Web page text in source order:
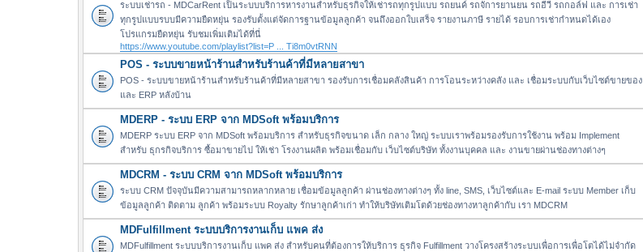
ระบบเช่ารถ - MDCarRent เป็นระบบบริการหารงานสำหรับธุรกิจให้เช่ารถทุกรูปแบบ รถยนค์ รถจัการยานยน รถอีวี รถกอล์ฟ และ การเช่า
ทุกรูปแบบรบบมีความยืดหยุ่น รองรับตั้งแต่จัดการฐานข้อมูลลูกค้า จนถึงออกใบเสร็จ รายงานภาษี รายได้ รอบการเช่ากำหนดได้เอง
โปรแกรมยืดหยุ่น รับชมเพิ่มเติมได้ที่นี่
https://www.youtube.com/playlist?list=P ... Ti8m0vtRNN
POS - ระบบขายหน้าร้านสำหรับร้านค้าที่มีหลายสาขา
POS - ระบบขายหน้าร้านสำหรับร้านค้าที่มีหลายสาขา รองรับการเชื่อมคลังสินค้า การโอนระหว่างคลัง และ เชื่อมระบบกับเว็บไซต์ขายของ
และ ERP หลังบ้าน
MDERP - ระบบ ERP จาก MDSoft พร้อมบริการ
MDERP ระบบ ERP จาก MDSoft พร้อมบริการ สำหรับธุรกิจขนาด เล็ก กลาง ใหญ่ ระบบเราพร้อมรองรับการใช้งาน พร้อม Implement
สำหรับ ธุกรกิจบริการ ซื้อมาขายไป ให้เช่า โรงงานผลิต พร้อมเชื่อมกับ เว็บไซต์บริษัท ทั้งงานบุคคล และ งานขายผ่านช่องทางต่างๆ
MDCRM - ระบบ CRM จาก MDSoft พร้อมบริการ
ระบบ CRM ปัจจุบันมีความสามารถหลากหลาย เชื่อมข้อมูลลูกค้า ผ่านช่องทางต่างๆ ทั้ง line, SMS, เว็บไซต์และ E-mail ระบบ Member เก็บ
ข้อมูลลูกค้า ติดตาม ลูกค้า พร้อมระบบ Royalty รักษาลูกค้าเก่า ทำให้บริษัทเติมโตด้วยช่องทางหาลูกค้ากับ เรา MDCRM
MDFulfillment ระบบบริการงานเก็บ แพค ส่ง
MDFulfillment ระบบบริการงานเก็บ แพค ส่ง สำหรับคนที่ต้องการให้บริการ ธุรกิจ Fulfillment วางโครงสร้างระบบเพื่อการเพื่อโตได้ไม่จำกัด